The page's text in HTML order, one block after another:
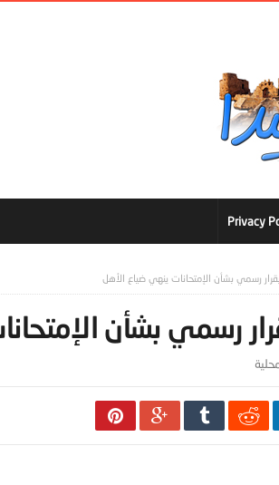
Privacy
رسمي بشأن الإمتحانات ينهي ضياع الأهل
رسمي بشأن